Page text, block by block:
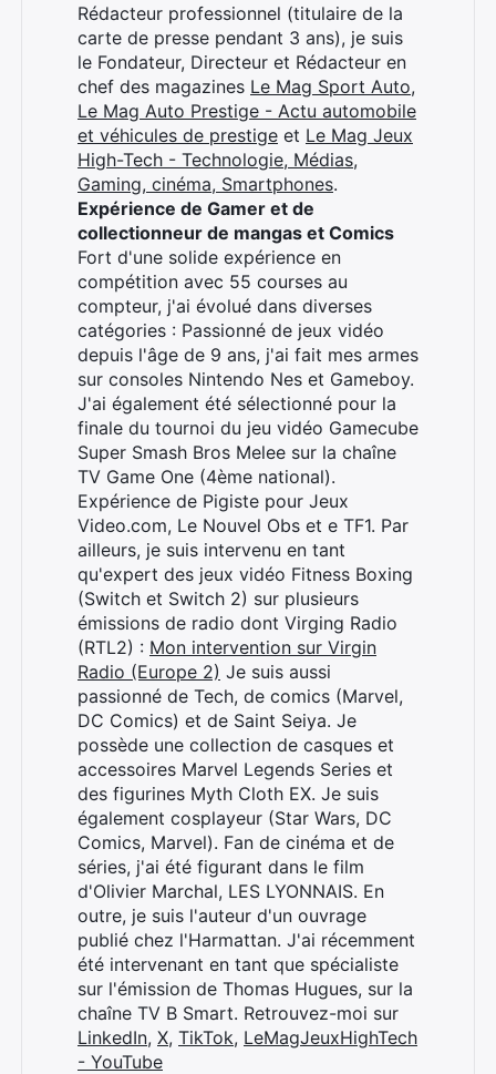
Rédacteur professionnel (titulaire de la
carte de presse pendant 3 ans), je suis
le Fondateur, Directeur et Rédacteur en
chef des magazines Le Mag Sport Auto,
Le Mag Auto Prestige - Actu automobile
et véhicules de prestige et Le Mag Jeux
High-Tech - Technologie, Médias,
Gaming, cinéma, Smartphones.
Expérience de Gamer et de
collectionneur de mangas et Comics
Fort d'une solide expérience en
compétition avec 55 courses au
compteur, j'ai évolué dans diverses
catégories : Passionné de jeux vidéo
depuis l'âge de 9 ans, j'ai fait mes armes
sur consoles Nintendo Nes et Gameboy.
J'ai également été sélectionné pour la
finale du tournoi du jeu vidéo Gamecube
Super Smash Bros Melee sur la chaîne
TV Game One (4ème national).
Expérience de Pigiste pour Jeux
Video.com, Le Nouvel Obs et e TF1. Par
ailleurs, je suis intervenu en tant
qu'expert des jeux vidéo Fitness Boxing
(Switch et Switch 2) sur plusieurs
émissions de radio dont Virging Radio
(RTL2) : Mon intervention sur Virgin
Radio (Europe 2) Je suis aussi
passionné de Tech, de comics (Marvel,
DC Comics) et de Saint Seiya. Je
possède une collection de casques et
accessoires Marvel Legends Series et
des figurines Myth Cloth EX. Je suis
également cosplayeur (Star Wars, DC
Comics, Marvel). Fan de cinéma et de
séries, j'ai été figurant dans le film
d'Olivier Marchal, LES LYONNAIS. En
outre, je suis l'auteur d'un ouvrage
publié chez l'Harmattan. J'ai récemment
été intervenant en tant que spécialiste
sur l'émission de Thomas Hugues, sur la
chaîne TV B Smart. Retrouvez-moi sur
LinkedIn, X, TikTok, LeMagJeuxHighTech
- YouTube